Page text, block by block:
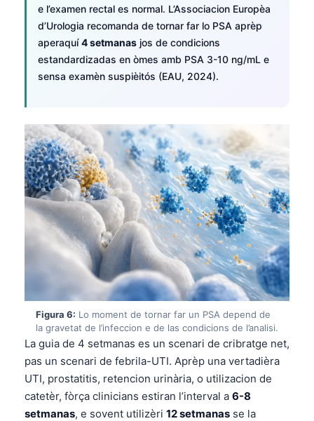
e l’examen rectal es normal. L’Associacion Europèa
d’Urologia recomanda de tornar far lo PSA aprèp
aperaquí4 setmanas jos de condicions
estandardizadas en òmes amb PSA 3-10 ng/mL e
sensa examèn suspièitós (EAU, 2024).
Figura 6: Lo moment de tornar far un PSA depend de
la gravetat de l’infeccion e de las condicions de l’analisi.
La guia de 4 setmanas es un scenari de cribratge net,
pas un scenari de febrila-UTI. Aprèp una vertadièra
UTI, prostatitis, retencion urinària, o utilizacion de
catetèr, fòrça clinicians estiran l’interval a 6-8
setmanas, e sovent utilizèri 12 setmanas se la
ພາສາລາວ
Basa Jawa
Cebuano
ئۇيغۇرچە
Кыргызча
Татар теле
Беларуская мова
Esperanto
Frysk
Ślōnskŏ gŏdka
Norsk bokmål